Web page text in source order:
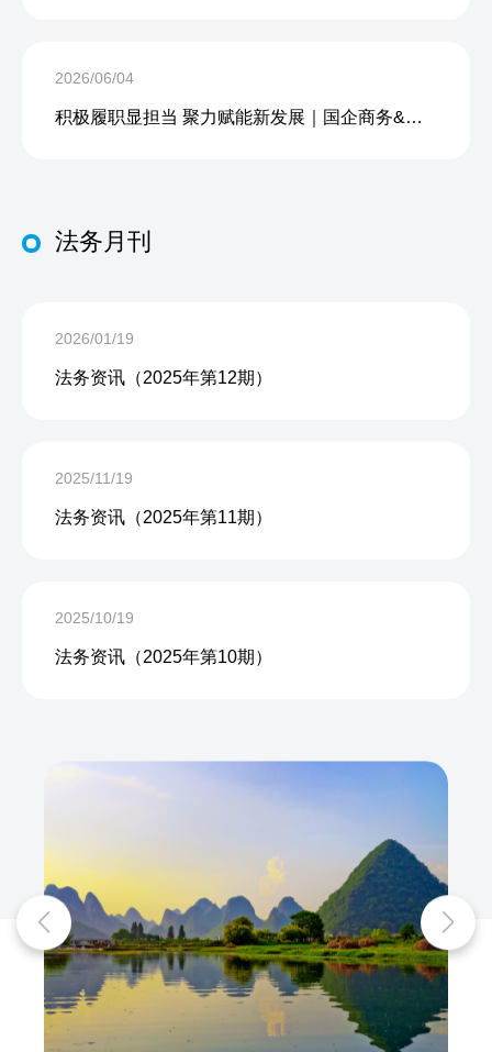
2026/06/04
积极履职显担当 聚力赋能新发展｜国企商务&中企人力出席上海现代服务业联合会第五届会员大会第三次会议暨2026服务业高质量发展大会
法务月刊
2026/01/19
法务资讯（2025年第12期）
2025/11/19
法务资讯（2025年第11期）
2025/10/19
法务资讯（2025年第10期）